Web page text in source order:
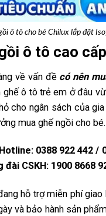
ô tô cho bé Chilux lắp đặt
ô tô cao
về vấn đề có nên
ô tô trẻ em ở đâu
cho ngân sách của
mua ghế ngồi cho bé.
0388 922 442 /
đài CSKH: 1900 8668
hỗ trợ miễn phí giao
và bảo hành sản